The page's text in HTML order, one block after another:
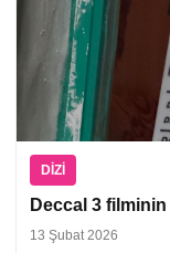
DIZI
Deccal 3
13 Şubat 2026